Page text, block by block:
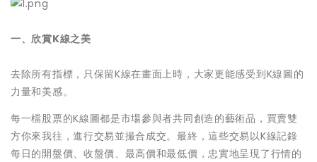
一、欣賞K線之美
去除所有指標，只保留K線在畫面上時，大家更能感受到K線圖的
力量和美感。
每一檔股票的K線圖都是市場參與者共同創造的藝術品，買賣雙
方你來我往，進行交易並撮合成交。最終，這些交易以K線記錄
每日的開盤價、收盤價、最高價和最低價，忠實地呈現了行情的